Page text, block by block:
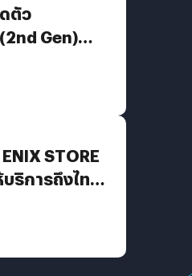
ตัว
Gen)
STORE
ริการถึงไทย